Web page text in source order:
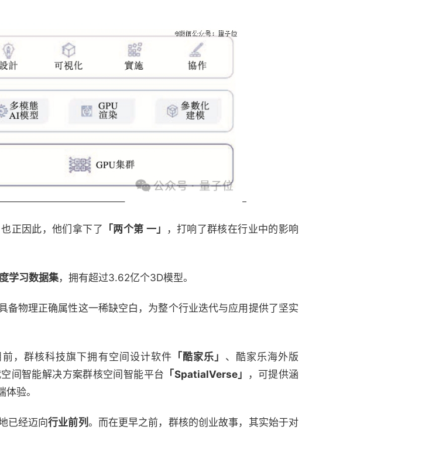
正因此，他们拿下了 「两个第 一」
，打响了群核在行业中的影响
学习数据集，拥有超过3.62亿个3D模型。
备物理正确属性这一稀缺空白，为整个行业迭代与应用提供了坚实
前，群核科技旗下拥有空间设计软件 「酷家乐」 、酷家乐海外版
间智能解决方案群核空间智能平台 「SpatialVerse」
，可提供涵
验。
已经迈向行业前列 。而在更早之前，群核的创业故事，其实始于对